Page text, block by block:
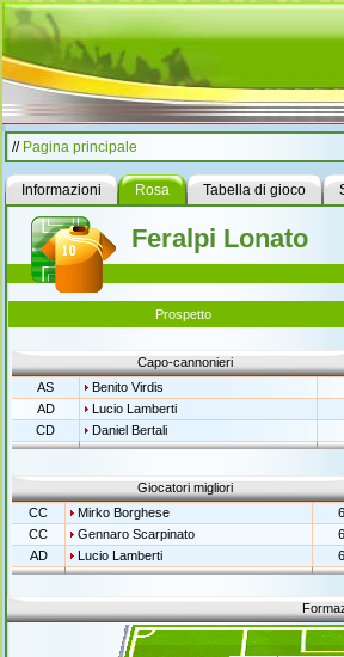
// Pagina principale
Informazioni Rosa Tabella di gioco
Feralpi Lonato
Prospetto
Capo-cannonieri
AS
Benito Virdis
AD
Lucio Lamberti
CD
Daniel Bertali
Giocatori migliori
CC
Mirko Borghese
CC
Gennaro Scarpinato
AD
Lucio Lamberti